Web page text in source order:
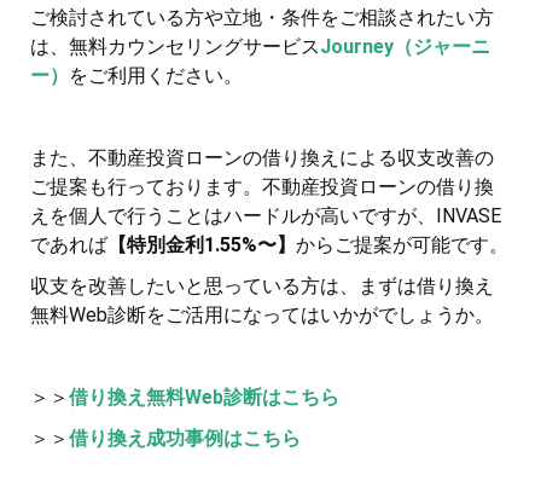
ご検討されている方や立地・条件をご相談されたい方
は、無料カウンセリングサービスJourney（ジャーニ
ー） をご利用ください。
また、不動産投資ローンの借り換えによる収支改善の
ご提案も行っております。不動産投資ローンの借り換
えを個人で行うことはハードルが高いですが、INVASE
であれば 【特別金利1.55%〜】 からご提案が可能です。
収支を改善したいと思っている方は、まずは借り換え
無料Web診断をご活用になってはいかがでしょうか。
＞＞ 借り換え無料Web診断はこちら
＞＞ 借り換え成功事例はこちら